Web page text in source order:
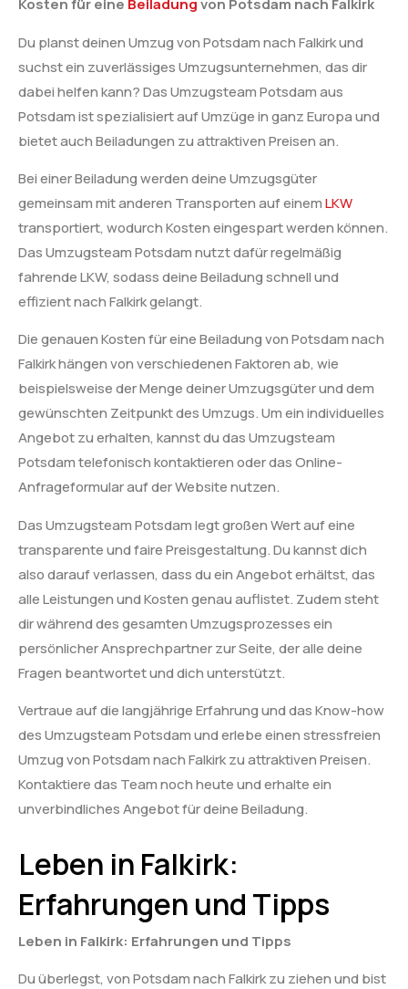
Kosten für eine Beiladungvon Potsdam nach Falkirk
Du planst deinen Umzug von Potsdam nach Falkirk und
suchst ein zuverlässiges Umzugsunternehmen, das dir
dabei helfen kann? Das Umzugsteam Potsdam aus
Potsdam ist spezialisiert auf Umzüge in ganz Europa und
bietet auch Beiladungen zu attraktiven Preisen an.
Bei einer Beiladung werden deine Umzugsgüter
gemeinsam mit anderen Transporten auf einemLKW
transportiert, wodurch Kosten eingespart werden können.
Das Umzugsteam Potsdam nutzt dafür regelmäßig
fahrende LKW, sodass deine Beiladung schnell und
effizient nach Falkirk gelangt.
Die genauen Kosten für eine Beiladung von Potsdam nach
Falkirk hängen von verschiedenen Faktoren ab, wie
beispielsweise der Menge deiner Umzugsgüter und dem
gewünschten Zeitpunkt des Umzugs. Um ein individuelles
Angebot zu erhalten, kannst du das Umzugsteam
Potsdam telefonisch kontaktieren oder das Online-
Anfrageformular auf der Website nutzen.
Das Umzugsteam Potsdam legt großen Wert auf eine
transparente und faire Preisgestaltung. Du kannst dich
also darauf verlassen, dass du ein Angebot erhältst, das
alle Leistungen und Kosten genau auflistet. Zudem steht
dir während des gesamten Umzugsprozesses ein
persönlicher Ansprechpartner zur Seite, der alle deine
Fragen beantwortet und dich unterstützt.
Vertraue auf die langjährige Erfahrung und das Know-how
des Umzugsteam Potsdam und erlebe einen stressfreien
Umzug von Potsdam nach Falkirk zu attraktiven Preisen.
Kontaktiere das Team noch heute und erhalte ein
unverbindliches Angebot für deine Beiladung.
Leben in Falkirk:
Erfahrungen und Tipps
Leben in Falkirk: Erfahrungen und Tipps
Du überlegst, von Potsdam nach Falkirk zu ziehen und bist